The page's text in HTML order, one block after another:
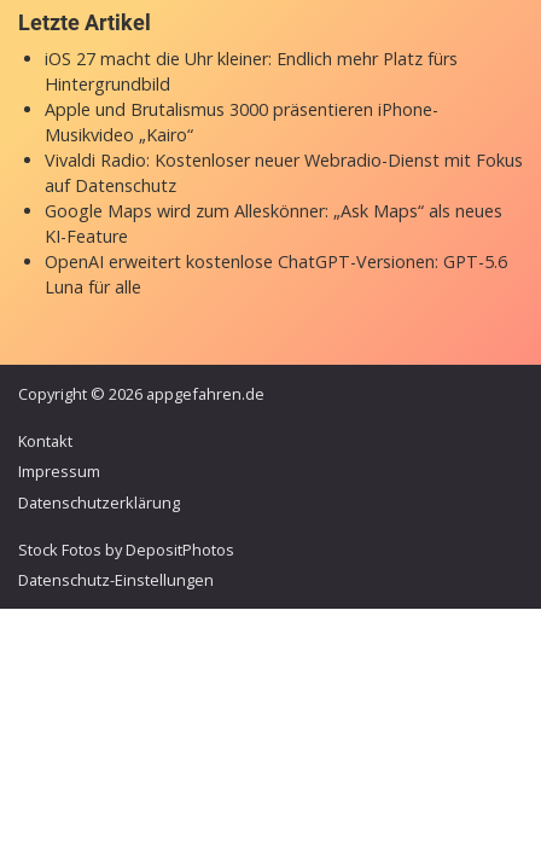
Letzte Artikel
iOS 27 macht die Uhr kleiner: Endlich mehr Platz fürs
Hintergrundbild
Apple und Brutalismus 3000 präsentieren iPhone-
Musikvideo „Kairo“
Vivaldi Radio: Kostenloser neuer Webradio-Dienst mit Fokus
auf Datenschutz
Google Maps wird zum Alleskönner: „Ask Maps“ als neues
KI-Feature
OpenAI erweitert kostenlose ChatGPT-Versionen: GPT-5.6
Luna für alle
Copyright © 2026 appgefahren.de
Kontakt
Impressum
Datenschutzerklärung
Stock Fotos by DepositPhotos
Datenschutz-Einstellungen